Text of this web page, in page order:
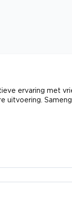
ervaring met
uitvoering.